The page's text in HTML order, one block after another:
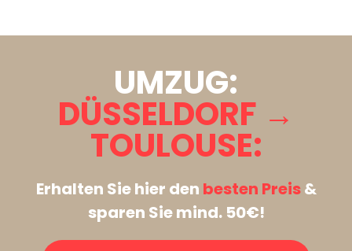
UMZUG:
DÜSSELDORF →
TOULOUSE:
Erhalten Sie hier den besten Preis&
sparen Sie mind. 50€!